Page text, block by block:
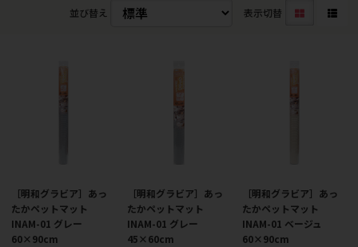
並び替え 表示切替
［明和グラビア］あっ
たかペットマット
INAM-01 グレー
60×90cm
［明和グラビア］あっ
たかペットマット
INAM-01 グレー
45×60cm
［明和グラビア］あっ
たかペットマット
INAM-01 ベージュ
60×90cm